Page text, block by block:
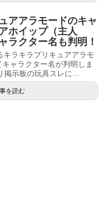
アアラモードのキャ
ホイップ（主人
ラクター名も判明！
キラキラプリキュアアラモ
ャラクター名が判明しま
掲示板の玩具スレに...
を読む